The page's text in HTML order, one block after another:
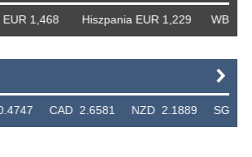
Hiszpania EUR 1,229 WB GBP
CAD 2.6581 NZD 2.1889 SGD